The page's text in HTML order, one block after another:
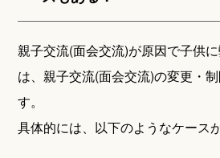
親子交流(面会交流)が原因で子供
は、親子交流(面会交流)の変更・
す。
具体的には、以下のようなケース